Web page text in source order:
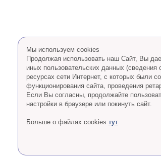
Мы используем cookies
Продолжая использовать наш Сайт, Вы
иных пользовательских данных
ресурсах сети Интернет, с которых были
функционирования сайта, проведения
Eсли Вы согласны, продолжайте
настройки в браузере или покинуть сайт.
Больше о файлах cookies тут